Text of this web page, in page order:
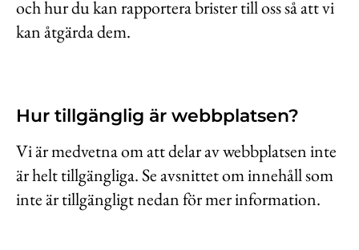
In English
och hur du kan rapportera brister till oss så att vi
kan åtgärda dem.
Hur tillgänglig är webbplatsen?
Vi är medvetna om att delar av webbplatsen inte
är helt tillgängliga. Se avsnittet om innehåll som
inte är tillgängligt nedan för mer information.